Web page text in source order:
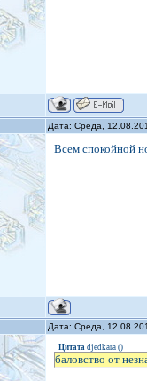
Дата: Среда,
Всем спокойной
Дата: Среда,
Цитата djedkara ()
баловство от